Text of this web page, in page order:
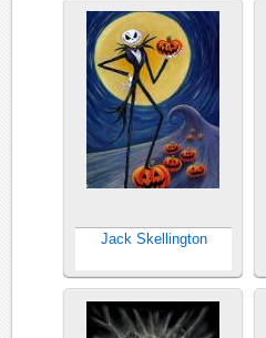
Jack Skellington